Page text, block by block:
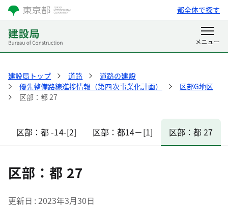
都全体で探す
建設局トップ 道路
道路の建設
優先整備路線進捗情報（第四次事業化計画）
区部G地区
区部：都 27
区部：都 -14-[2] 区部：都14－[1] 区部：都 27
区部：都 27
更新日 2023年3月30日